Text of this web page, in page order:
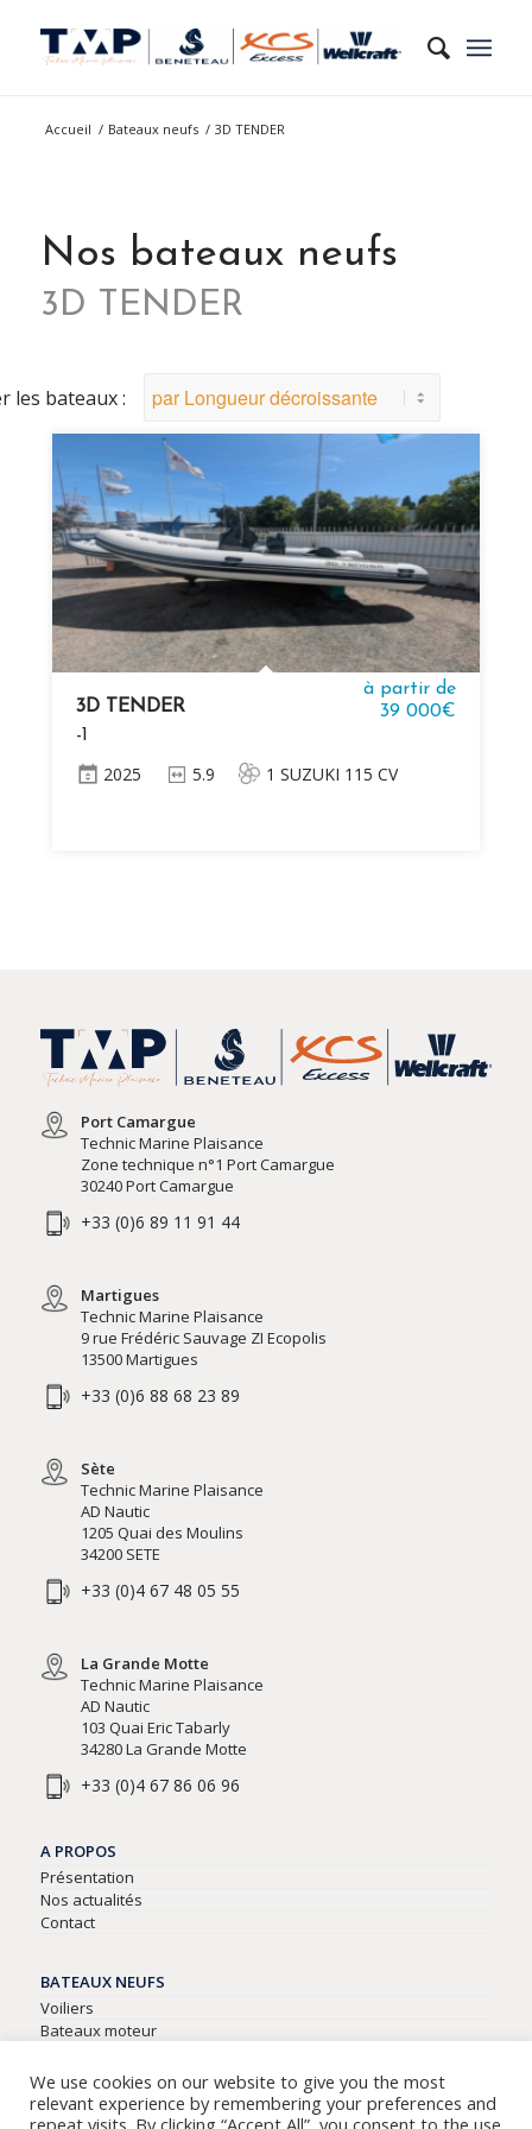
Nos bateaux neufs
3D TENDER
Accueil / Bateaux neufs / 3D TENDER
les bateaux :
3D TENDER
-1
à partir de
39 000€
2025 5.9 1 SUZUKI 115 CV
Port Camargue
Technic Marine Plaisance
Zone technique n°1 Port Camargue
30240 Port Camargue
+33 (0)6 89 11 91 44
Martigues
Technic Marine Plaisance
9 rue Frédéric Sauvage ZI Ecopolis
13500 Martigues
+33 (0)6 88 68 23 89
Sète
Technic Marine Plaisance
AD Nautic
1205 Quai des Moulins
34200 SETE
+33 (0)4 67 48 05 55
La Grande Motte
Technic Marine Plaisance
AD Nautic
103 Quai Eric Tabarly
34280 La Grande Motte
+33 (0)4 67 86 06 96
A PROPOS
Présentation
Nos actualités
Contact
BATEAUX NEUFS
Voiliers
Bateaux moteur
BATEAUX D’OCCASIONS
We use cookies on our website to give you the most
relevant experience by remembering your preferences and
repeat visits. By clicking “Accept All”, you consent to the use